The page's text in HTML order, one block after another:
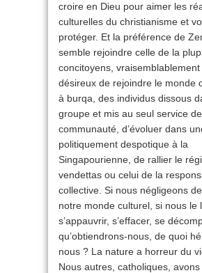
croire en Dieu pour aimer les
culturelles du christianisme et
protéger. Et la préférence de
semble rejoindre celle de la
concitoyens, vraisemblablement
désireux de rejoindre le monde
à burqa, des individus dissous
groupe et mis au seul service
communauté, d’évoluer dans
politiquement despotique à la
Singapourienne, de rallier le
vendettas ou celui de la
collective. Si nous négligeons
notre monde culturel, si nous le
s’appauvrir, s’effacer, se
qu’obtiendrons-nous, de quoi
nous ? La nature a horreur du
Nous autres, catholiques,